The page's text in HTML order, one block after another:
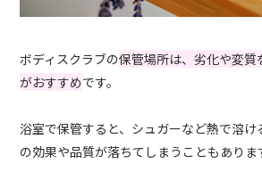
ボディスクラブの保管場所は、劣化や変質
がおすすめです。
浴室で保管すると、シュガーなど熱で溶
の効果や品質が落ちてしまうこともありま